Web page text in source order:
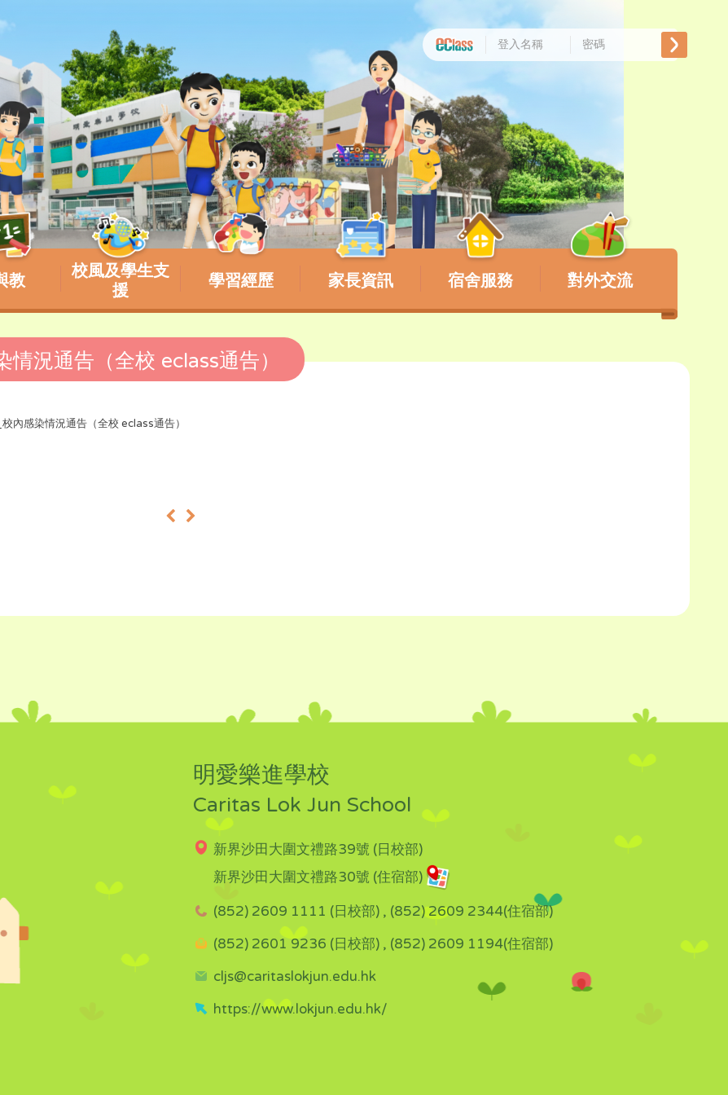
教
校風及學生支
援
學習經歷 家長資訊 宿舍服務 對外交流
況通告（全校 eclass通告）
內感染情況通告（全校 eclass通告）
« »
明愛樂進學校
Caritas Lok Jun School
新界沙田大圍文禮路39號 (日校部)
新界沙田大圍文禮路30號 (住宿部)
(852) 2609 1111 (日校部) , (852) 2609 2344(住宿部)
(852) 2601 9236 (日校部) , (852) 2609 1194(住宿部)
cljs@caritaslokjun.edu.hk
https://www.lokjun.edu.hk/